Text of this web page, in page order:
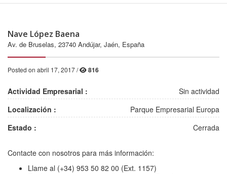
Nave López Baena
Av. de Bruselas, 23740 Andújar, Jaén, España
Posted on abril 17, 2017 / 816
Actividad Empresarial :
Sin actividad
Localización :
Parque Empresarial Europa
Estado :
Cerrada
Contacte con nosotros para más información:
Llame al (+34) 953 50 82 00 (Ext. 1157)
2002, 1578, 12